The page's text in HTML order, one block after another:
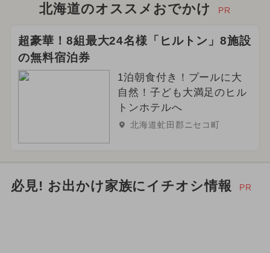
北海道のオススメおでかけ PR
超豪華！8組最大24名様「ヒルトン」8施設
の無料宿泊券
1泊朝食付き！プールに大
自然！子ども大満足のヒル
トンホテルへ
北海道虻田郡ニセコ町
必見! お出かけ家族にイチオシ情報 PR